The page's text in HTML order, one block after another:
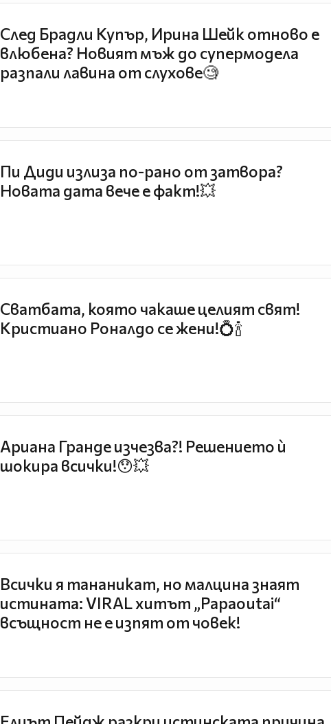
След Брадли Купър, Ирина Шейк отново е
влюбена? Новият мъж до супермодела
разпали лавина от слухове🧐
Пи Диди излиза по-рано от затвора?
Новата дата вече е факт!💥
Сватбата, която чакаше целият свят!
Кристиано Роналдо се жени!💍🍾
Ариана Гранде изчезва?! Решението ѝ
шокира всички!😯💥
Всички я тананикат, но малцина знаят
истината: VIRAL хитът „Papaoutai“
всъщност не е изпят от човек!